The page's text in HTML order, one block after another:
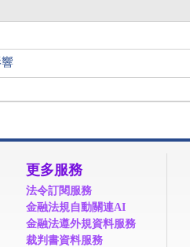
更多服務
法令訂閱服務
金融法規自動關連AI
金融法遵外規資料服務
裁判書資料服務